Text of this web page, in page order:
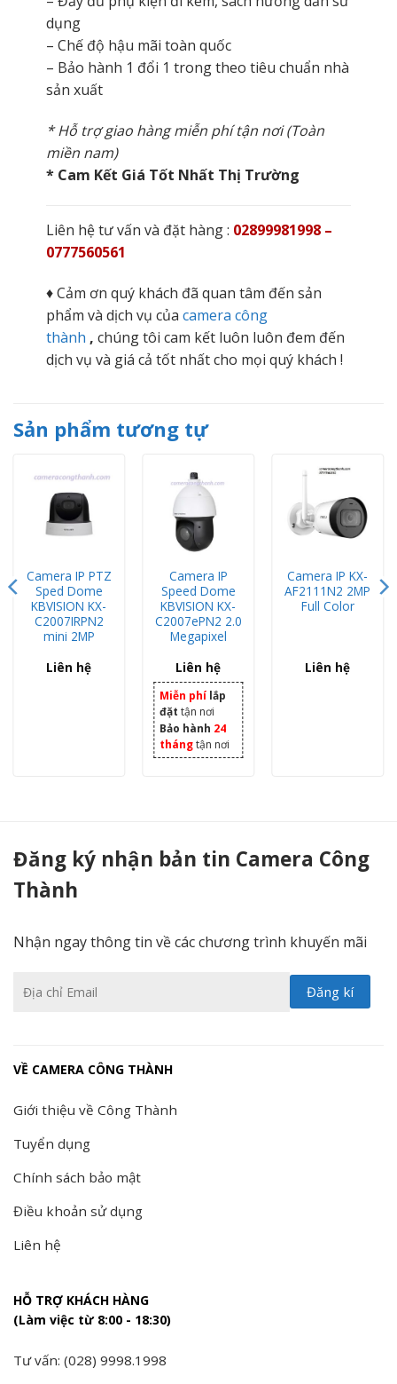
dụng
– Chế độ hậu mãi toàn quốc
– Bảo hành 1 đổi 1 trong theo tiêu chuẩn nhà
sản xuất
* Hỗ trợ giao hàng miễn phí tận nơi (Toàn
miền nam)
* Cam Kết Giá Tốt Nhất Thị Trường
Liên hệ tư vấn và đặt hàng : 02899981998 –
0777560561
♦ Cảm ơn quý khách đã quan tâm đến sản
phẩm và dịch vụ của camera công
thành , chúng tôi cam kết luôn luôn đem đến
dịch vụ và giá cả tốt nhất cho mọi quý khách !
Sản phẩm tương tự
Camera IP PTZ
Sped Dome
KBVISION KX-
C2007IRPN2
mini 2MP
Liên hệ
Camera IP
Speed Dome
KBVISION KX-
C2007ePN2 2.0
Megapixel
Liên hệ
Miễn phí lắp
đặt tận nơi
Bảo hành 24
thángtận nơi
Camera IP KX-
AF2111N2 2MP
Full Color
Liên hệ
Đăng ký nhận bản tin Camera Công
Thành
Nhận ngay thông tin về các chương trình khuyến mãi
VỀ CAMERA CÔNG THÀNH
Giới thiệu về Công Thành
Tuyển dụng
Chính sách bảo mật
Điều khoản sử dụng
Liên hệ
HỖ TRỢ KHÁCH HÀNG
(Làm việc từ 8:00 - 18:30)
Tư vấn: (028) 9998.1998